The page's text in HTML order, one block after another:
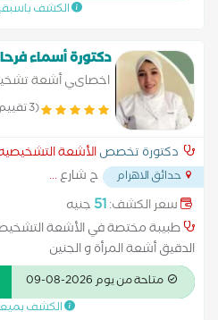
الكشف
دكتورة أسماء
اخصاىي أشعة
(3 تقييم)
دكتورة تخصصالأشعة
حدائق الاهرام ح شارع...
سعر الكشف:51 جنيه
طبيبة مختصة في الأشعة
الدقيق أشعة المرأة و الجنين
متاحة من يوم 2026-08-09
الكشف